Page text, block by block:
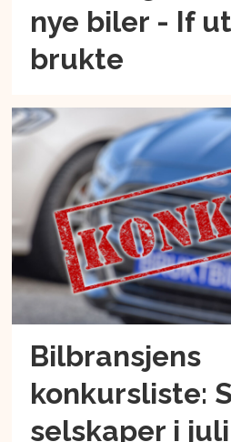
nye biler - If
brukte
Bilbransjens
konkursliste:
selskaper i juli